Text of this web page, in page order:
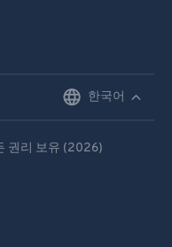
한국어
권리 보유 (2026)